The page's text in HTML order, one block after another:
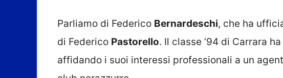
Parliamo di Federico Bernardeschi, che ha
di Federico Pastorello. Il classe ’94 di Carrara
affidando i suoi interessi professionali a un